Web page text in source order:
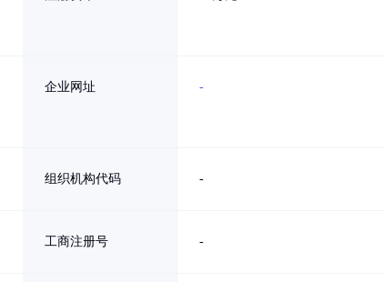
企业网址 -
组织机构代码 -
工商注册号 -